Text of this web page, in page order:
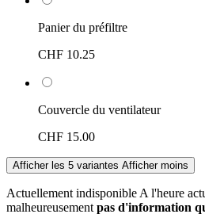
Panier du préfiltre
CHF 10.25
Couvercle du ventilateur
CHF 15.00
Afficher les 5 variantes Afficher moins
Actuellement indisponible A l'heure
malheureusement pas d'information